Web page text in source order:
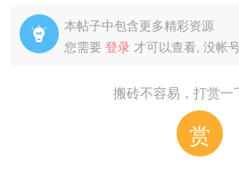

本帖子中包含更多精彩资源
您需要 登录 才可以查看, 没帐
搬砖不容易，打赏一
赏